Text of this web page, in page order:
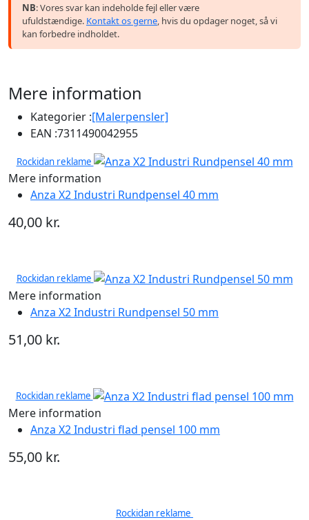
NB: Vores svar kan indeholde fejl eller være
ufuldstændige. Kontakt os gerne, hvis du opdager noget, så vi
kan forbedre indholdet.
Mere information
Kategorier :[Malerpensler]
EAN :7311490042955
Rockidan reklame
Mere information
Anza X2 Industri Rundpensel 40 mm
40,00 kr.
Rockidan reklame
Mere information
Anza X2 Industri Rundpensel 50 mm
51,00 kr.
Rockidan reklame
Mere information
Anza X2 Industri flad pensel 100 mm
55,00 kr.
Rockidan reklame